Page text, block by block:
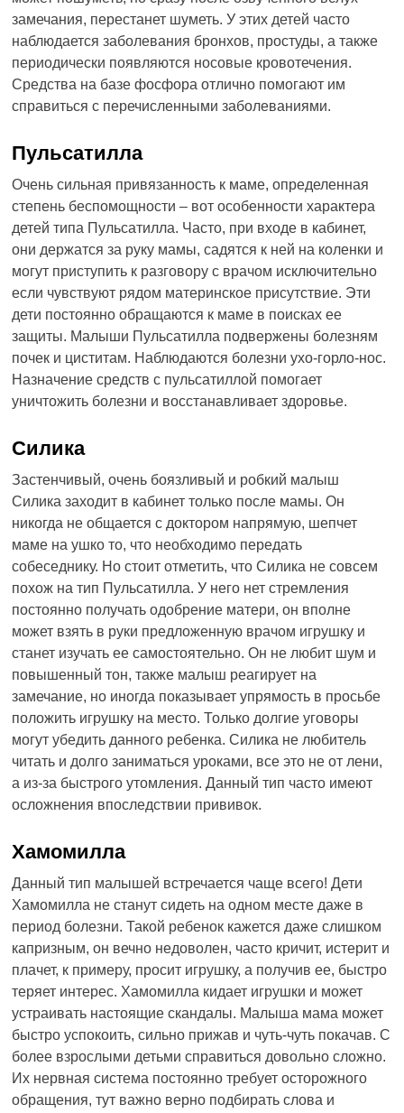
замечания, перестанет шуметь. У этих детей часто
наблюдается заболевания бронхов, простуды, а также
периодически появляются носовые кровотечения.
Средства на базе фосфора отлично помогают им
справиться с перечисленными заболеваниями.
Пульсатилла
Очень сильная привязанность к маме, определенная
степень беспомощности – вот особенности характера
детей типа Пульсатилла. Часто, при входе в кабинет,
они держатся за руку мамы, садятся к ней на коленки и
могут приступить к разговору с врачом исключительно
если чувствуют рядом материнское присутствие. Эти
дети постоянно обращаются к маме в поисках ее
защиты. Малыши Пульсатилла подвержены болезням
почек и циститам. Наблюдаются болезни ухо-горло-нос.
Назначение средств с пульсатиллой помогает
уничтожить болезни и восстанавливает здоровье.
Силика
Застенчивый, очень боязливый и робкий малыш
Силика заходит в кабинет только после мамы. Он
никогда не общается с доктором напрямую, шепчет
маме на ушко то, что необходимо передать
собеседнику. Но стоит отметить, что Силика не совсем
похож на тип Пульсатилла. У него нет стремления
постоянно получать одобрение матери, он вполне
может взять в руки предложенную врачом игрушку и
станет изучать ее самостоятельно. Он не любит шум и
повышенный тон, также малыш реагирует на
замечание, но иногда показывает упрямость в просьбе
положить игрушку на место. Только долгие уговоры
могут убедить данного ребенка. Силика не любитель
читать и долго заниматься уроками, все это не от лени,
а из-за быстрого утомления. Данный тип часто имеют
осложнения впоследствии прививок.
Хамомилла
Данный тип малышей встречается чаще всего! Дети
Хамомилла не станут сидеть на одном месте даже в
период болезни. Такой ребенок кажется даже слишком
капризным, он вечно недоволен, часто кричит, истерит и
плачет, к примеру, просит игрушку, а получив ее, быстро
теряет интерес. Хамомилла кидает игрушки и может
устраивать настоящие скандалы. Малыша мама может
быстро успокоить, сильно прижав и чуть-чуть покачав. С
более взрослыми детьми справиться довольно сложно.
Их нервная система постоянно требует осторожного
обращения, тут важно верно подбирать слова и